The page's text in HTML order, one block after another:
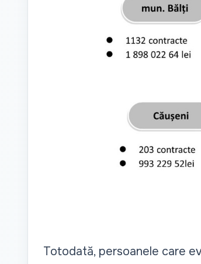
Totodată, persoanele care